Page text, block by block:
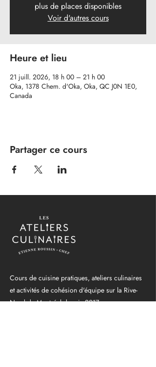
plus de places disponibles
Voir d'autres cours
Heure et lieu
21 juill. 2026, 18 h 00 – 21 h 00
Oka, 1378 Chem. d'Oka, Oka, QC J0N 1E0,
Canada
Partager ce cours
Cours de cuisine pratiques, ateliers culinaires
et activités de cohésion d'équipe sur la Rive-
Nord de Montréal depuis 2017.